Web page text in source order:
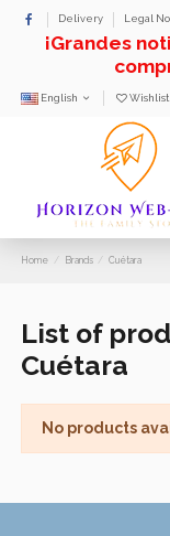
Delivery Legal
¡Grandes
English Wishlist
Home Brands Cuétara
List of
Cuétara
No products